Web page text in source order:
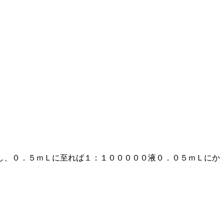
０．５ｍＬに至れば１：１０００００液０．０５ｍＬにか